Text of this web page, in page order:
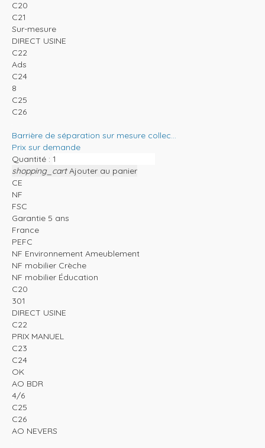
C20
C21
Sur-mesure
DIRECT USINE
C22
Ads
C24
8
C25
C26
Barrière de séparation sur mesure collec...
Prix sur demande
Quantité :
shopping_cart Ajouter au panier
CE
NF
FSC
Garantie 5 ans
France
PEFC
NF Environnement Ameublement
NF mobilier Crèche
NF mobilier Éducation
C20
301
DIRECT USINE
C22
PRIX MANUEL
C23
C24
OK
AO BDR
4/6
C25
C26
AO NEVERS